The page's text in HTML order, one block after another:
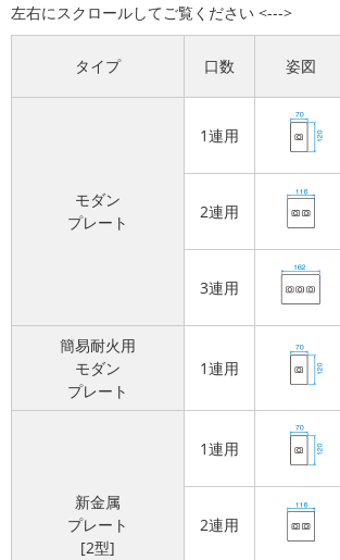
タイプ 口数 姿図
モダン
プレート
1連用
2連用
3連用
簡易耐火用
モダン
プレート
1連用
新金属
プレート
[2型]
1連用
2連用